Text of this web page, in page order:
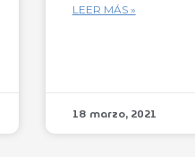
LEER MÁS »
18 marzo, 2021